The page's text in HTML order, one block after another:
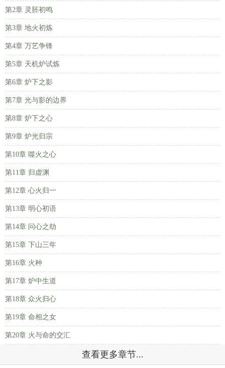
第2章 灵胚初鸣
第3章 地火初炼
第4章 万艺争锋
第5章 天机炉试炼
第6章 炉下之影
第7章 光与影的边界
第8章 炉下之心
第9章 炉光归宗
第10章 噬火之心
第11章 归虚渊
第12章 心火归一
第13章 明心初语
第14章 问心之劫
第15章 下山三年
第16章 火种
第17章 炉中生道
第18章 众火归心
第19章 命相之女
第20章 火与命的交汇
查看更多章节...